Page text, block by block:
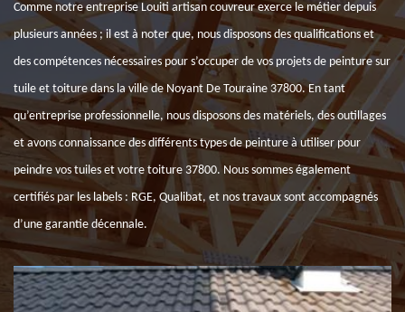
Comme notre entreprise Louiti artisan couvreur exerce le métier depuis
plusieurs années ; il est à noter que, nous disposons des qualifications et
des compétences nécessaires pour s’occuper de vos projets de peinture sur
tuile et toiture dans la ville de Noyant De Touraine 37800. En tant
qu’entreprise professionnelle, nous disposons des matériels, des outillages
et avons connaissance des différents types de peinture à utiliser pour
peindre vos tuiles et votre toiture 37800. Nous sommes également
certifiés par les labels : RGE, Qualibat, et nos travaux sont accompagnés
d’une garantie décennale.